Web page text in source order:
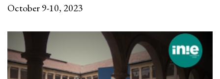
October 9-10, 2023